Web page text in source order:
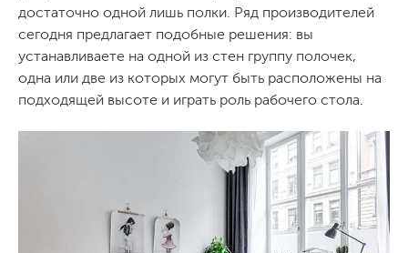
достаточно одной лишь полки. Ряд производителей
сегодня предлагает подобные решения: вы
устанавливаете на одной из стен группу полочек,
одна или две из которых могут быть расположены на
подходящей высоте и играть роль рабочего стола.